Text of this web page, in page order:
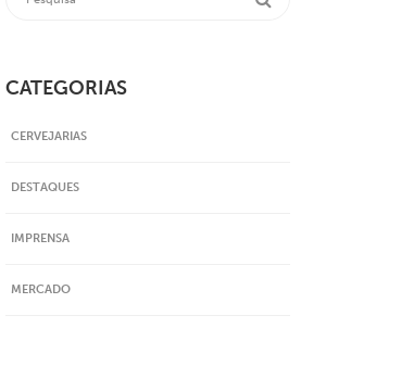
CATEGORIAS
CERVEJARIAS
DESTAQUES
IMPRENSA
MERCADO